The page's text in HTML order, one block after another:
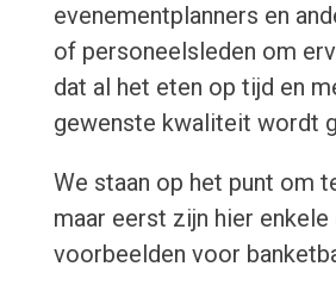
evenementplanners en
of personeelsleden om
dat al het eten op tijd en
gewenste kwaliteit wordt
We staan op het punt om
maar eerst zijn hier enkele
voorbeelden voor